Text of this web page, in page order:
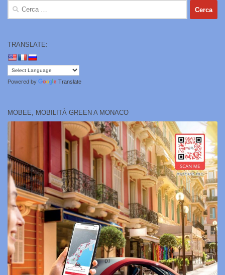
Ricerca
per:
TRANSLATE:
Powered by Translate
MOBEE, MOBILITÀ GREEN A MONACO